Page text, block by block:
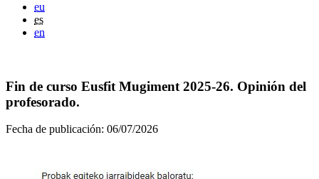
eu
es
en
Fin de curso Eusfit Mugiment 2025-26. Opinión del
profesorado.
Fecha de publicación: 06/07/2026